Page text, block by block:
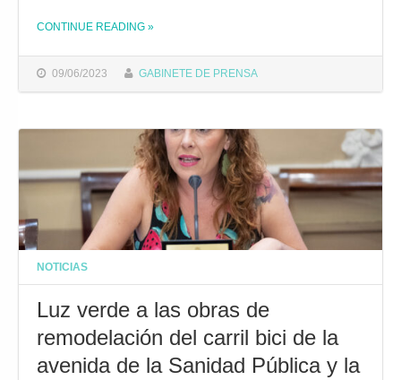
09/06/2023 GABINETE DE PRENSA
CONTINUE READING THE "EL AYUNTAMIENTO ADJUDICA LAS OBRAS PARA 23 NUEVAS VIVIENDAS PROTEGIDAS EN GARCÍA DE SOLA, 20"
»
NOTICIAS
Luz verde a las obras de
remodelación del carril bici de la
avenida de la Sanidad Pública y la